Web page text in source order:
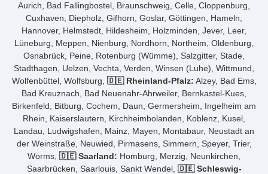
Aurich, Bad Fallingbostel, Braunschweig, Celle, Cloppenburg,
Cuxhaven, Diepholz, Gifhorn, Goslar, Göttingen, Hameln,
Hannover, Helmstedt, Hildesheim, Holzminden, Jever, Leer,
Lüneburg, Meppen, Nienburg, Nordhorn, Northeim, Oldenburg,
Osnabrück, Peine, Rotenburg (Wümme), Salzgitter, Stade,
Stadthagen, Uelzen, Vechta, Verden, Winsen (Luhe), Wittmund,
Wolfenbüttel, Wolfsburg, 🇩🇪 Rheinland-Pfalz: Alzey, Bad Ems,
Bad Kreuznach, Bad Neuenahr-Ahrweiler, Bernkastel-Kues,
Birkenfeld, Bitburg, Cochem, Daun, Germersheim, Ingelheim am
Rhein, Kaiserslautern, Kirchheimbolanden, Koblenz, Kusel,
Landau, Ludwigshafen, Mainz, Mayen, Montabaur, Neustadt an
der Weinstraße, Neuwied, Pirmasens, Simmern, Speyer, Trier,
Worms, 🇩🇪 Saarland: Homburg, Merzig, Neunkirchen,
Saarbrücken, Saarlouis, Sankt Wendel, 🇩🇪 Schleswig-